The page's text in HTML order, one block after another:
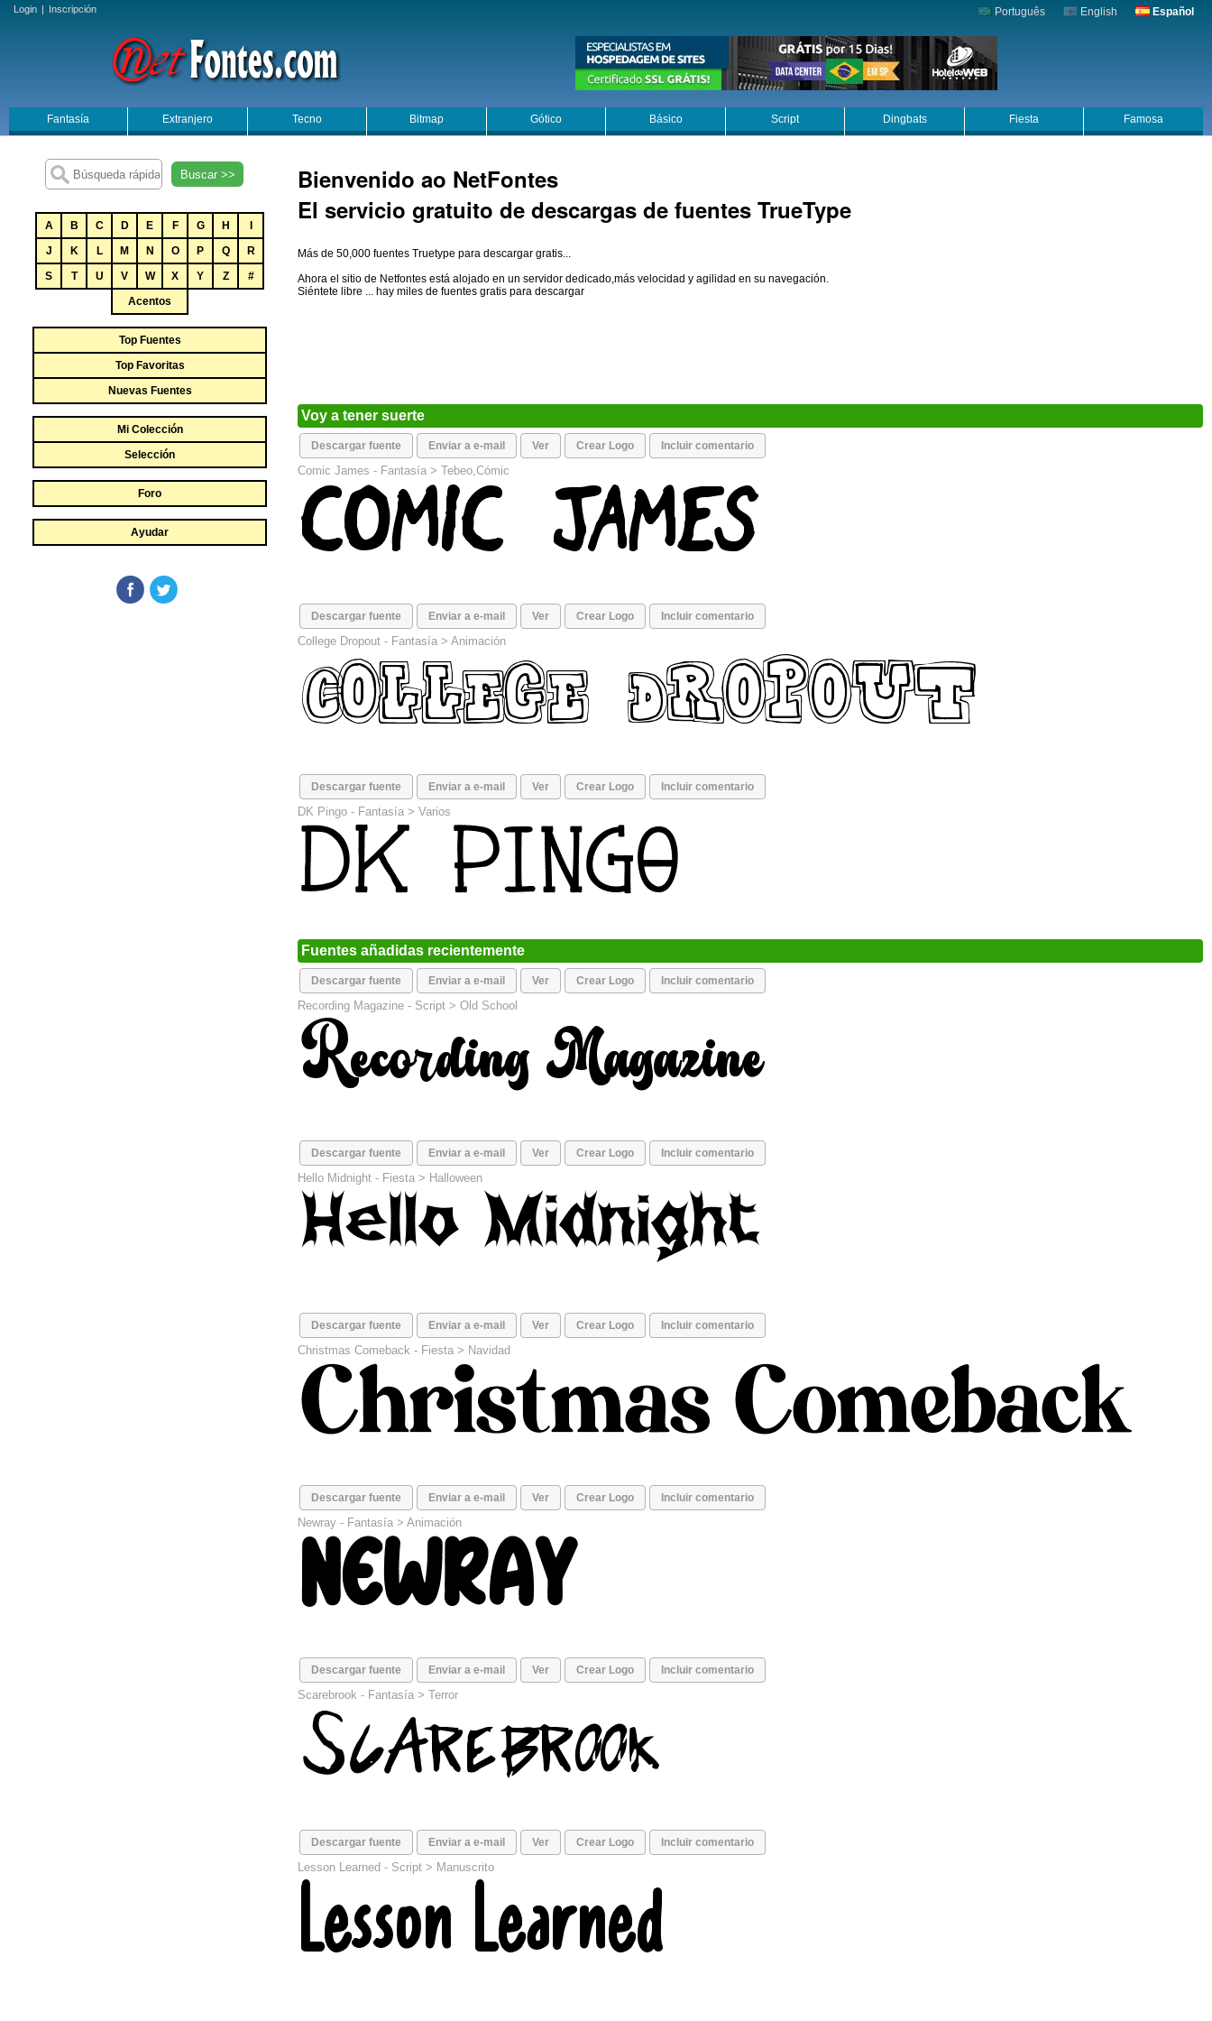
Login | Inscripción Português English Español
Fantasía Extranjero Tecno Bitmap Gótico Básico Script Dingbats Fiesta Famosa
Buscar >>
A B C D E F G H
J
K L M N O P Q
R
S
T U V W X Y Z
#
Acentos
Top Fuentes
Top Favoritas
Nuevas Fuentes
Mi Colección
Selección
Foro
Ayudar
Bienvenido ao NetFontes
El servicio gratuito de descargas de fuentes TrueType
Más de 50,000 fuentes Truetype para descargar gratis...
Ahora el sitio de Netfontes está alojado en un servidor dedicado,más velocidad y agilidad en su navegación.
Siéntete libre ... hay miles de fuentes gratis para descargar
Voy a tener suerte
Descargar fuente Enviar a e-mail Ver Crear Logo Incluir comentario
Comic James - Fantasía > Tebeo,Cómic
Descargar fuente Enviar a e-mail Ver Crear Logo Incluir comentario
College Dropout - Fantasía > Animación
Descargar fuente Enviar a e-mail Ver Crear Logo Incluir comentario
DK Pingo - Fantasía > Varios
Fuentes añadidas recientemente
Descargar fuente Enviar a e-mail Ver Crear Logo Incluir comentario
Recording Magazine - Script > Old School
Descargar fuente Enviar a e-mail Ver Crear Logo Incluir comentario
Hello Midnight - Fiesta > Halloween
Descargar fuente Enviar a e-mail Ver Crear Logo Incluir comentario
Christmas Comeback - Fiesta > Navidad
Descargar fuente Enviar a e-mail Ver Crear Logo Incluir comentario
Newray - Fantasía > Animación
Descargar fuente Enviar a e-mail Ver Crear Logo Incluir comentario
Scarebrook - Fantasía > Terror
Descargar fuente Enviar a e-mail Ver Crear Logo Incluir comentario
Lesson Learned - Script > Manuscrito